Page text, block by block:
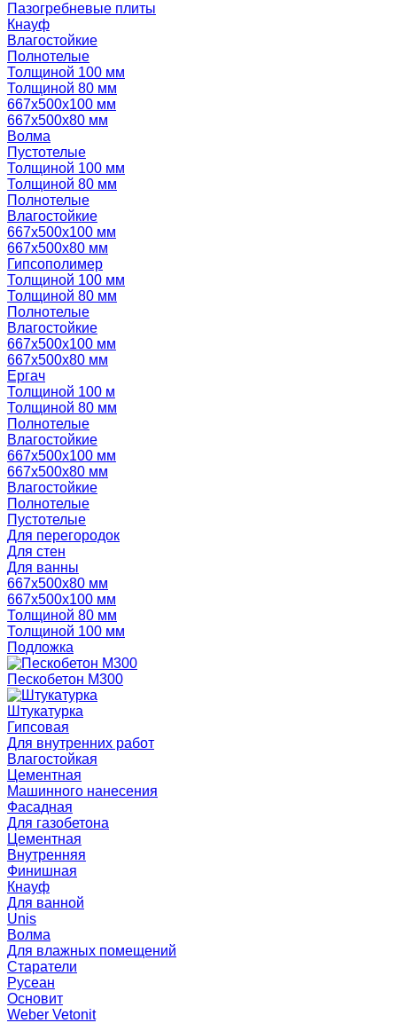
Пазогребневые плиты
Кнауф
Влагостойкие
Полнотелые
Толщиной 100 мм
Толщиной 80 мм
667х500х100 мм
667х500х80 мм
Волма
Пустотелые
Толщиной 100 мм
Толщиной 80 мм
Полнотелые
Влагостойкие
667х500х100 мм
667х500х80 мм
Гипсополимер
Толщиной 100 мм
Толщиной 80 мм
Полнотелые
Влагостойкие
667х500х100 мм
667х500х80 мм
Ергач
Толщиной 100 м
Толщиной 80 мм
Полнотелые
Влагостойкие
667х500х100 мм
667х500х80 мм
Влагостойкие
Полнотелые
Пустотелые
Для перегородок
Для стен
Для ванны
667х500х80 мм
667х500х100 мм
Толщиной 80 мм
Толщиной 100 мм
Подложка
Пескобетон М300
Штукатурка
Гипсовая
Для внутренних работ
Влагостойкая
Цементная
Машинного нанесения
Фасадная
Для газобетона
Цементная
Внутренняя
Финишная
Кнауф
Для ванной
Unis
Волма
Для влажных помещений
Старатели
Русеан
Основит
Weber Vetonit